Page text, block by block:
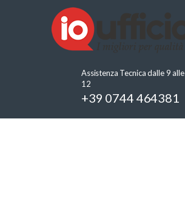
Assistenza Tecnica dalle 9 alle
12
+39 0744 464381